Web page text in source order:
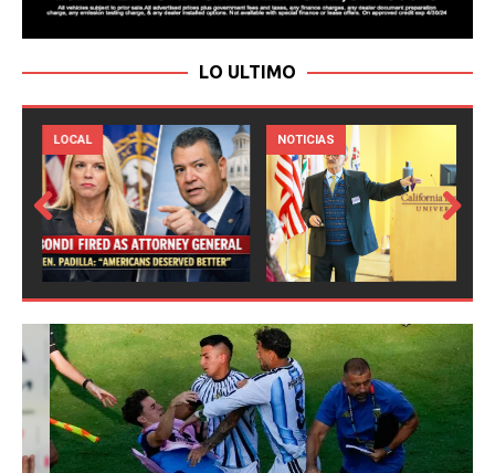
LO ULTIMO
LOCAL NOTICIAS
Prev
ious